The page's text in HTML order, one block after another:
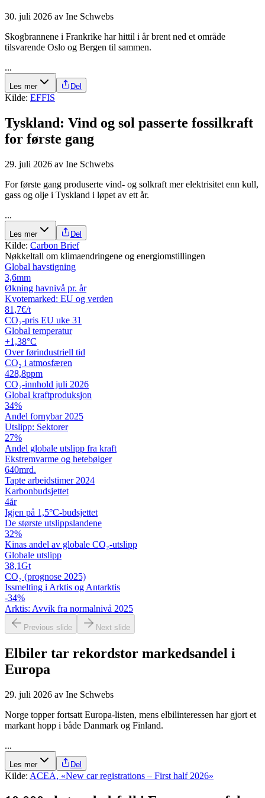
30. juli 2026 av Ine Schwebs
Skogbrannene i Frankrike har hittil i år brent ned et område
tilsvarende Oslo og Bergen til sammen.
...
Les mer Del
Kilde: EFFIS
Tyskland: Vind og sol passerte fossilkraft
for første gang
29. juli 2026 av Ine Schwebs
For første gang produserte vind- og solkraft mer elektrisitet enn kull,
gass og olje i Tyskland i løpet av ett år.
...
Les mer Del
Kilde: Carbon Brief
Nøkkeltall om klimaendringene og energiomstillingen
Global havstigning
3,6mm
Økning havnivå pr. år
Kvotemarked: EU og verden
81,7€/t
CO₂-pris EU uke 31
Global temperatur
+1,38°C
Over førindustriell tid
CO₂ i atmosfæren
428,8ppm
CO₂-innhold juli 2026
Global kraftproduksjon
34%
Andel fornybar 2025
Utslipp: Sektorer
27%
Andel globale utslipp fra kraft
Ekstremvarme og hetebølger
640mrd.
Tapte arbeidstimer 2024
Karbon­budsjettet
4år
Igjen på 1,5°C-budsjettet
De største utslipps­landene
32%
Kinas andel av globale CO₂-utslipp
Globale utslipp
38,1Gt
CO₂ (prognose 2025)
Issmelting i Arktis og Antarktis
-34%
Arktis: Avvik fra normalnivå 2025
Previous slide Next slide
Elbiler tar rekordstor markedsandel i
Europa
29. juli 2026 av Ine Schwebs
Norge topper fortsatt Europa-listen, mens elbilinteressen har gjort et
markant hopp i både Danmark og Finland.
...
Les mer Del
Kilde: ACEA, «New car registrations – First half 2026»